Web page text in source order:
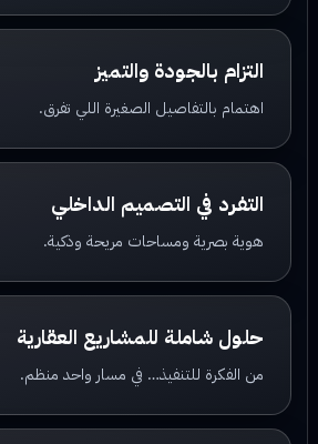
التزام بالجودة والتميز
اهتمام بالتفاصيل الصغيرة اللي تفرق.
التفرد في التصميم الداخلي
هوية بصرية ومساحات مريحة وذكية.
حلول شاملة للمشاريع العقارية
من الفكرة للتنفيذ… في مسار واحد منظم.